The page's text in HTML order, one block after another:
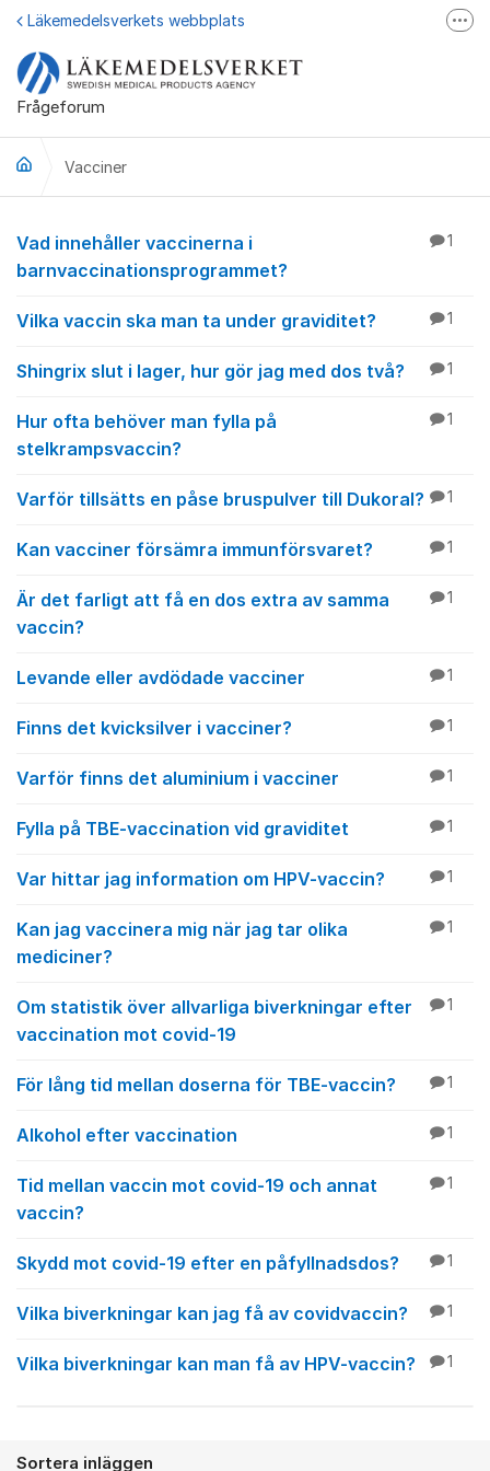
Hoppa till innehåll
Frågeforum
Läkemedelsverkets webbplats
Läkemedelsupplysningen
Läkemedelsverket på Facebook
Vacciner
Vacciner
Vad innehåller vaccinerna i
barnvaccinationsprogrammet?
1
Vilka vaccin ska man ta under graviditet? 1
Shingrix slut i lager, hur gör jag med dos två? 1
Hur ofta behöver man fylla på
stelkrampsvaccin?
1
Varför tillsätts en påse bruspulver till Dukoral? 1
Kan vacciner försämra immunförsvaret? 1
Är det farligt att få en dos extra av samma
vaccin?
1
Levande eller avdödade vacciner 1
Finns det kvicksilver i vacciner? 1
Varför finns det aluminium i vacciner 1
Fylla på TBE-vaccination vid graviditet 1
Var hittar jag information om HPV-vaccin? 1
Kan jag vaccinera mig när jag tar olika
mediciner?
1
Om statistik över allvarliga biverkningar efter
vaccination mot covid-19
1
För lång tid mellan doserna för TBE-vaccin? 1
Alkohol efter vaccination 1
Tid mellan vaccin mot covid-19 och annat
vaccin?
1
Skydd mot covid-19 efter en påfyllnadsdos? 1
Vilka biverkningar kan jag få av covidvaccin? 1
Vilka biverkningar kan man få av HPV-vaccin? 1
Sortera inläggen